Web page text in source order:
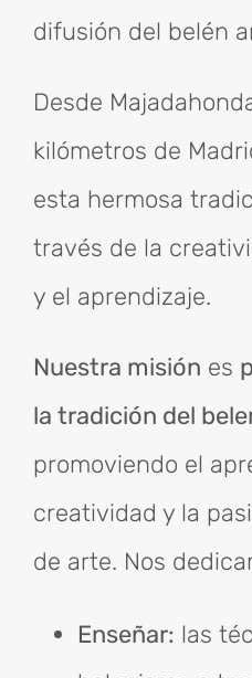
difusión del belén
Desde
kilómetros de
esta hermosa
través de la
y el aprendizaje.
Nuestra misión es
la tradición del
promoviendo el
creatividad y la
de arte. Nos
Enseñar: las